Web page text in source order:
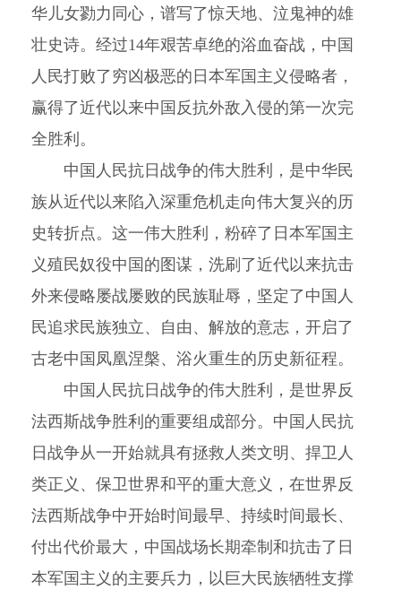
华儿女勠力同心，谱写了惊天地、泣鬼神的雄
壮史诗。经过14年艰苦卓绝的浴血奋战，中国
人民打败了穷凶极恶的日本军国主义侵略者，
赢得了近代以来中国反抗外敌入侵的第一次完
全胜利。
中国人民抗日战争的伟大胜利，是中华民
族从近代以来陷入深重危机走向伟大复兴的历
史转折点。这一伟大胜利，粉碎了日本军国主
义殖民奴役中国的图谋，洗刷了近代以来抗击
外来侵略屡战屡败的民族耻辱，坚定了中国人
民追求民族独立、自由、解放的意志，开启了
古老中国凤凰涅槃、浴火重生的历史新征程。
中国人民抗日战争的伟大胜利，是世界反
法西斯战争胜利的重要组成部分。中国人民抗
日战争从一开始就具有拯救人类文明、捍卫人
类正义、保卫世界和平的重大意义，在世界反
法西斯战争中开始时间最早、持续时间最长、
付出代价最大，中国战场长期牵制和抗击了日
本军国主义的主要兵力，以巨大民族牺牲支撑